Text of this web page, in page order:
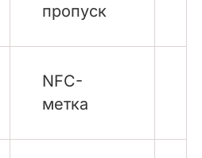
пропуск
NFC-
метка